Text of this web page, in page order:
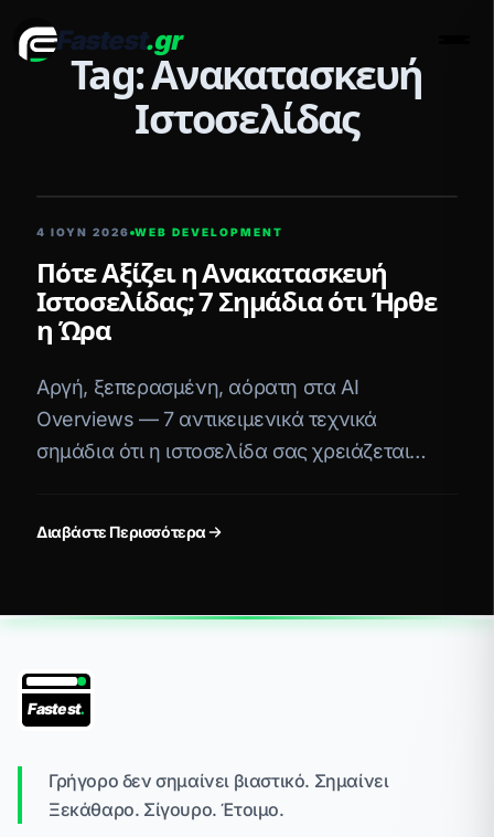
Fastest.gr
Tag: Ανακατασκευή
Ιστοσελίδας
4 ΙΟΥΝ 2026 WEB DEVELOPMENT
Πότε Αξίζει η Ανακατασκευή
Ιστοσελίδας; 7 Σημάδια ότι Ήρθε
η Ώρα
Αργή, ξεπερασμένη, αόρατη στα AI
Overviews — 7 αντικειμενικά τεχνικά
σημάδια ότι η ιστοσελίδα σας χρειάζεται
Διαβάστε Περισσότερα
Fastest.
Γρήγορο δεν σημαίνει βιαστικό. Σημαίνει
Ξεκάθαρο. Σίγουρο. Έτοιμο.